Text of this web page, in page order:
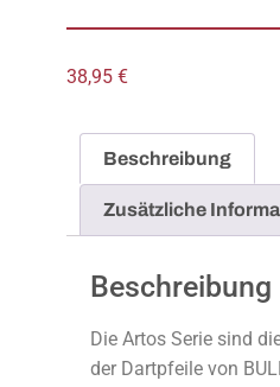
38,95 €
Beschreibung
Zusätzliche
Beschreibung
Die Artos Serie sind
der Dartpfeile von